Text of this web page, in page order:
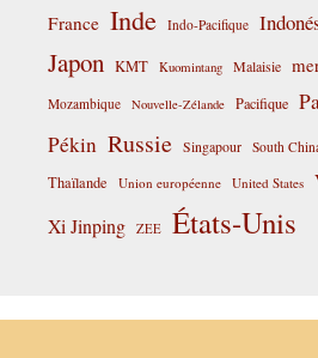
France Inde Indo-Pacifique
Japon KMT Kuomintang Malaisie
Mozambique Nouvelle-Zélande Pacifique
Pékin Russie Singapour South
Thaïlande Union européenne United States
Xi Jinping ZEE États-Unis